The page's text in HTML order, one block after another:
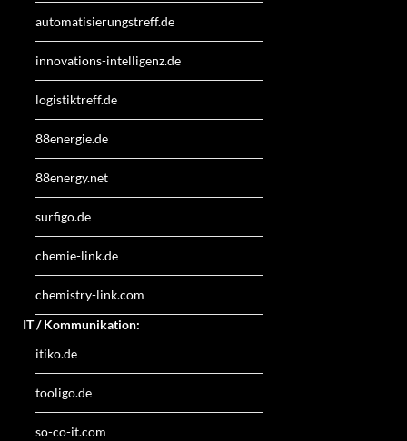
automatisierungstreff.de
innovations-intelligenz.de
logistiktreff.de
88energie.de
88energy.net
surfigo.de
chemie-link.de
chemistry-link.com
IT / Kommunikation:
itiko.de
tooligo.de
so-co-it.com